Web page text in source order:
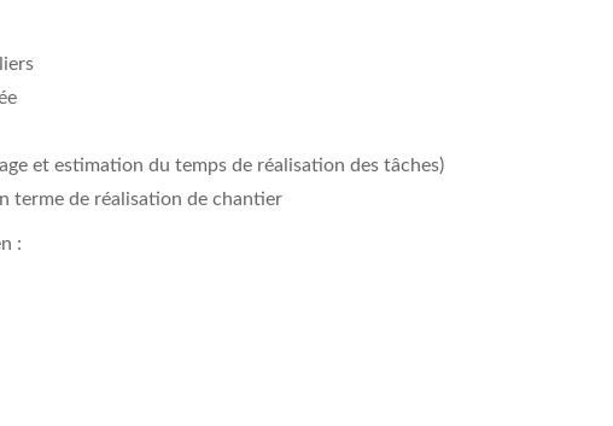
et estimation du temps de réalisation des tâches)
terme de réalisation de chantier
: